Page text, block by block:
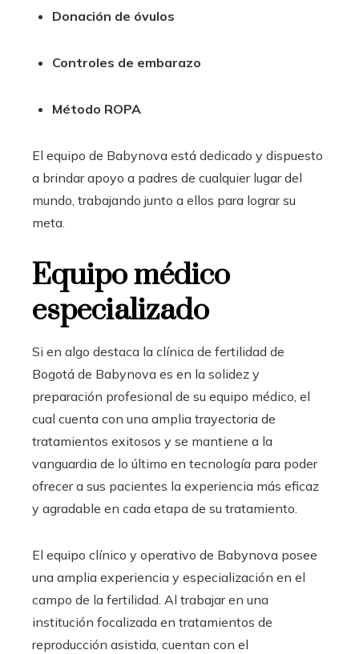
Donación de óvulos
Controles de embarazo
Método ROPA
El equipo de Babynova está dedicado y dispuesto
a brindar apoyo a padres de cualquier lugar del
mundo, trabajando junto a ellos para lograr su
meta.
Equipo médico
especializado
Si en algo destaca la clínica de fertilidad de
Bogotá de Babynova es en la solidez y
preparación profesional de su equipo médico, el
cual cuenta con una amplia trayectoria de
tratamientos exitosos y se mantiene a la
vanguardia de lo último en tecnología para poder
ofrecer a sus pacientes la experiencia más eficaz
y agradable en cada etapa de su tratamiento.
El equipo clínico y operativo de Babynova posee
una amplia experiencia y especialización en el
campo de la fertilidad. Al trabajar en una
institución focalizada en tratamientos de
reproducción asistida, cuentan con el